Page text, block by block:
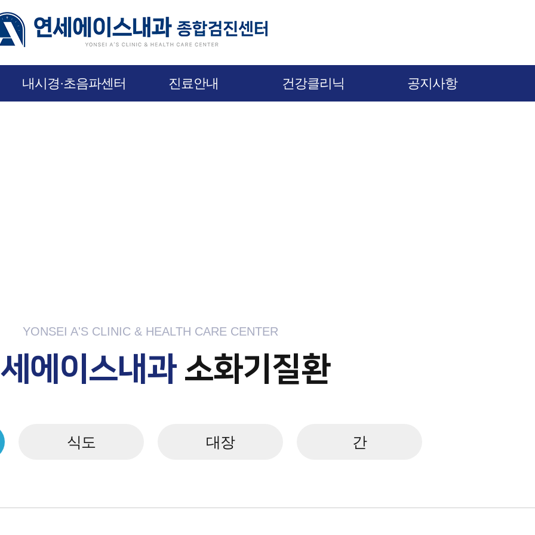
내시경·초음파센터 진료안내 건강클리닉 공지사항
YONSEI A'S CLINIC & HEALTH CARE CENTER
에이스내과소화기질환
식도 대장 간